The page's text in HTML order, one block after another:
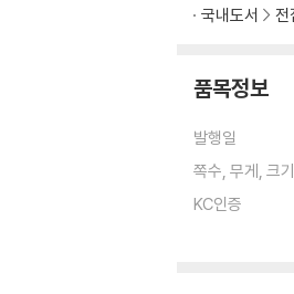
국내도서 전
품목정보
발행일
쪽수, 무게, 크기
KC인증